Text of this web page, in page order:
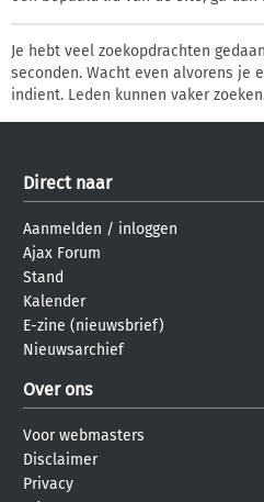
Je hebt veel zoekopdrachten
seconden. Wacht even alvorens je
indient. Leden kunnen vaker
Direct naar
Aanmelden / inloggen
Ajax Forum
Stand
Kalender
E-zine (nieuwsbrief)
Nieuwsarchief
Over ons
Voor webmasters
Disclaimer
Privacy